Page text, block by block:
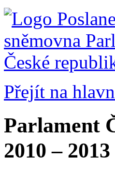
Přejít na
Parlament
2010 – 2013